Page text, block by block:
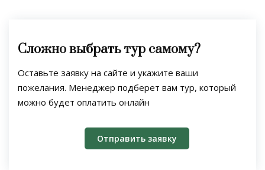
Сложно выбрать тур самому?
Оставьте заявку на сайте и укажите ваши
пожелания. Менеджер подберет вам тур, который
можно будет оплатить онлайн
Отправить заявку